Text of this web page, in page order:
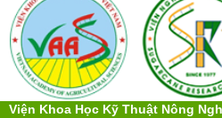
Viện Khoa Học Kỹ Thuật Nông